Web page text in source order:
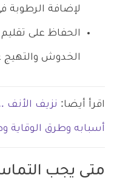
لإضافة الرطوبة
الحفاظ على
الخدوش والتهيج
اقرأ أيضا: نزيف الأنف
أسبابه وطرق الوقاية
متى يجب